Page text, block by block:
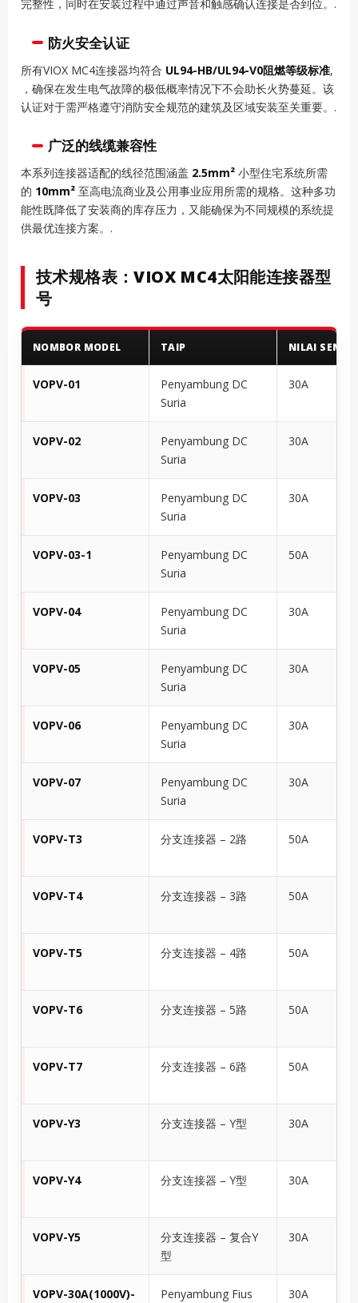
完整性，同时在安装过程中通过声音和触感确认连接是否到位。.
防火安全认证
所有VIOX MC4连接器均符合 UL94-HB/UL94-V0阻燃等级标准,
，确保在发生电气故障的极低概率情况下不会助长火势蔓延。该
认证对于需严格遵守消防安全规范的建筑及区域安装至关重要。.
广泛的线缆兼容性
本系列连接器适配的线径范围涵盖 2.5mm² 小型住宅系统所需
的 10mm² 至高电流商业及公用事业应用所需的规格。这种多功
能性既降低了安装商的库存压力，又能确保为不同规模的系统提
供最优连接方案。.
技术规格表：VIOX MC4太阳能连接器型
号
NOMBOR MODEL TAIP NILAI
VOPV-01
Penyambung DC
Suria
30A
VOPV-02
Penyambung DC
Suria
30A
VOPV-03
Penyambung DC
Suria
30A
VOPV-03-1
Penyambung DC
Suria
50A
VOPV-04
Penyambung DC
Suria
30A
VOPV-05
Penyambung DC
Suria
30A
VOPV-06
Penyambung DC
Suria
30A
VOPV-07
Penyambung DC
Suria
30A
VOPV-T3 分支连接器 – 2路 50A
VOPV-T4 分支连接器 – 3路 50A
VOPV-T5 分支连接器 – 4路 50A
VOPV-T6 分支连接器 – 5路 50A
VOPV-T7 分支连接器 – 6路 50A
VOPV-Y3 分支连接器 – Y型 30A
VOPV-Y4 分支连接器 – Y型 30A
VOPV-Y5
分支连接器 – 复合Y
型
30A
VOPV-30A(1000V)-
Penyambung Fius
30A